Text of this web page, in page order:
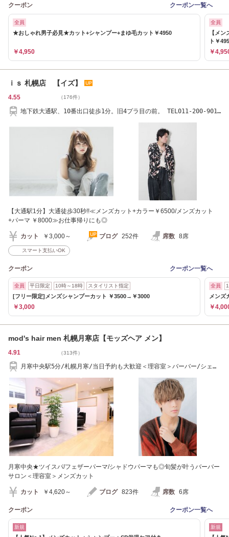
クーポン クーポン一覧へ
全員
★おしゃれ男子必見★カット+シャンプー+まゆ毛カット￥4950
￥4,950
全員
【メ
ト￥
￥
ｉｓ 札幌店 【イズ】
4.55 （176件）
地下鉄大通駅、10番出口徒歩1分。旧4プラ目の前。 TEL011-200-9014
【大通駅1分】大通徒歩30秒!!≪メンズカット+カラー￥6500/メンズカット
+パーマ ￥8000≫お仕事帰りにも◎
カット ￥3,000～ ブログ 252件 席数 8席
スマート支払いOK
クーポン クーポン一覧へ
全員 平日限定 10時～18時 スタイリスト指定
[フリー限定]メンズシャンプーカット ￥3500→￥3000
￥3,000
全員
メンズ
￥
mod's hair men 札幌月寒店【モッズヘア メン】
4.91 （313件）
月寒中央駅5分/札幌月寒/当日予約も大歓迎＜理容室＞バーバー/シェー
月寒中央★ツイスパ/フェザーパーマ/シャドウパーマも◎旬髪が叶うバーバー
サロン＜理容室＞メンズカット
カット ￥4,620～ ブログ 823件 席数 6席
クーポン クーポン一覧へ
新規 新規